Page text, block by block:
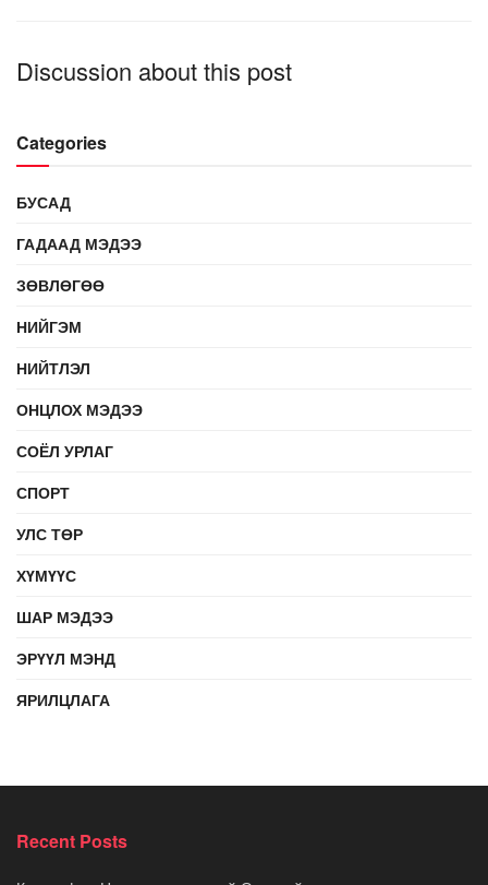
Discussion about this post
Categories
БУСАД
ГАДААД МЭДЭЭ
ЗӨВЛӨГӨӨ
НИЙГЭМ
НИЙТЛЭЛ
ОНЦЛОХ МЭДЭЭ
СОЁЛ УРЛАГ
СПОРТ
УЛС ТӨР
ХҮМҮҮС
ШАР МЭДЭЭ
ЭРҮҮЛ МЭНД
ЯРИЛЦЛАГА
Recent Posts